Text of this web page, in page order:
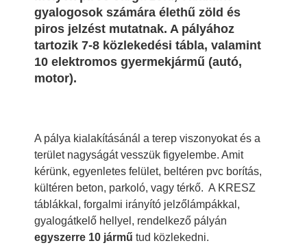
gyalogosok számára élethű zöld és
piros jelzést mutatnak. A pályához
tartozik 7-8 közlekedési tábla, valamint
10 elektromos gyermekjármű (autó,
motor).
A pálya kialakításánál a terep viszonyokat és a
terület nagyságát vesszük figyelembe. Amit
kérünk, egyenletes felület, beltéren pvc borítás,
kültéren beton, parkoló, vagy térkő. A KRESZ
táblákkal, forgalmi irányító jelzőlámpákkal,
gyalogátkelő hellyel, rendelkező pályán
egyszerre 10 jármű tud közlekedni.